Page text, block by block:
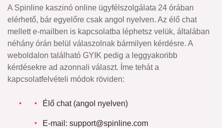
A Spinline kaszinó online ügyfélszolgálata 24 órában
elérhető, bár egyelőre csak angol nyelven. Az élő chat
mellett e-mailben is kapcsolatba léphetsz velük, általában
néhány órán belül válaszolnak bármilyen kérdésre. A
weboldalon található GYIK pedig a leggyakoribb
kérdésekre ad azonnali választ. Íme tehát a
kapcsolatfelvételi módok röviden:
Élő chat (angol nyelven)
E-mail: support@spinline.com